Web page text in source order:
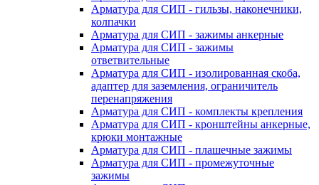
Арматура для СИП - гильзы, наконечники,
колпачки
Арматура для СИП - зажимы анкерные
Арматура для СИП - зажимы
ответвительные
Арматура для СИП - изолированная скоба,
адаптер для заземления, ограничитель
перенапряжения
Арматура для СИП - комплекты крепления
Арматура для СИП - кронштейны анкерные,
крюки монтажные
Арматура для СИП - плашечные зажимы
Арматура для СИП - промежуточные
зажимы